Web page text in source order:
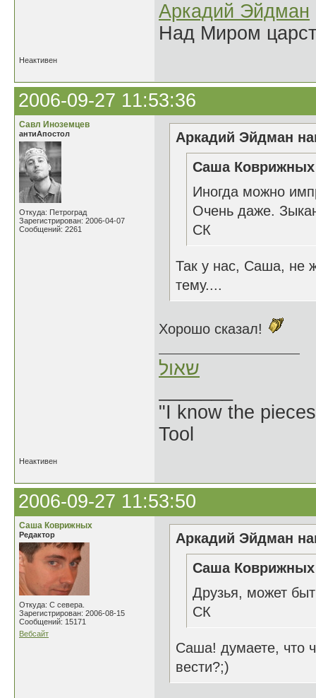
Аркадий Эйдман
Над Миром
Неактивен
2006-09-27 11:53:36
Савл Иноземцев
антиАпостол
Откуда: Петроград
Зарегистрирован: 2006-04-07
Сообщений: 2261
Аркадий Эйдман
Саша Коврижных
Иногда можно
Очень даже.
СК
Так у нас, Саша, не
тему....
Хорошо сказал!
שאול
"I know the
Tool
Неактивен
2006-09-27 11:53:50
Саша Коврижных
Редактор
Откуда: С севера.
Зарегистрирован: 2006-08-15
Сообщений: 15171
Вебсайт
Аркадий Эйдман
Саша Коврижных
Друзья, может
СК
Саша! думаете, что
вести?;)